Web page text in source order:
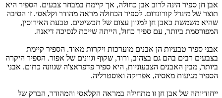
אבן חן ספיר הינה לרוב אבן כחולה, אך קיימת במבחר צבעים. הספיר היא
תוצר של מינרל קורונדום. לספיר הכחולה מראה מהודר וקלאסי. זו הסיבה
שהיא משמשת כאבן חן למגוון עצום של תכשיטים. טבעת האירוסין,
המפורסמת ביותר, עם ספיר כחול, הייתה שייכת לנסיכה דיאנה.
אבני ספיר טבעיות הן אבנים מוערכות ויקרות מאוד. הספיר קיימת
בצבעים רבים בהם גם בצהוב, ורוד, שקוף וגוונים של אפור. הספיר היקרה
ביותר, מבין האבנים הצבעוניות, היא ספיר פדפראצ'ה שגוונה כתום. אבני
הספיר מגיעות מאסיה, אפריקה ואוסטרליה.
ייחודיותה של אבן חן זו מתחילה במראה הקלאסי והמהודר, הברק של